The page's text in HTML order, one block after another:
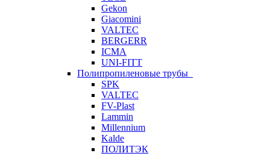
Gekon
Giacomini
VALTEC
BERGERR
ICMA
UNI-FITT
Полипропиленовые трубы
SPK
VALTEC
FV-Plast
Lammin
Millennium
Kalde
ПОЛИТЭК